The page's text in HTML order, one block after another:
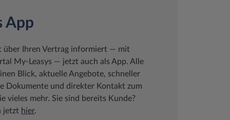
App
über Ihren Vertrag informiert ― mit
My-Leasys ― jetzt auch als App. Alle
Blick, aktuelle Angebote, schneller
Dokumente und direkter Kontakt zum
vieles mehr. Sie sind bereits Kunde?
jetzt hier.